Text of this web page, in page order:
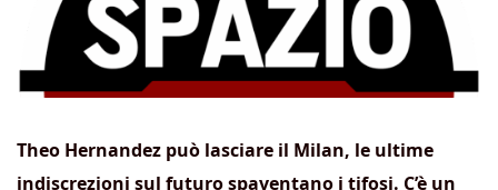
Theo Hernandez può lasciare il Milan, le ultime
indiscrezioni sul futuro spaventano i tifosi. C’è un